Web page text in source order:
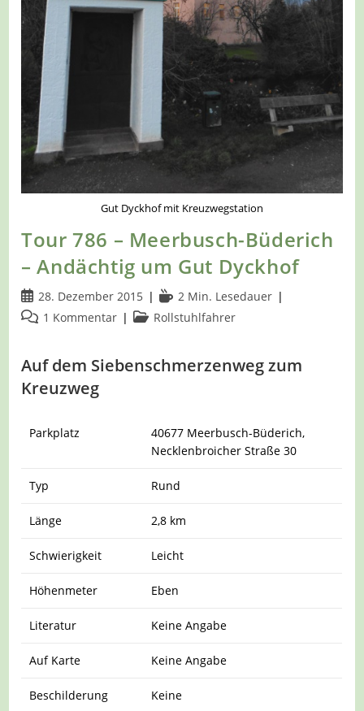
Gut Dyckhof mit Kreuzwegstation
Tour 786 – Meerbusch-Büderich
– Andächtig um Gut Dyckhof
Beitrag
veröffentlicht:
28. Dezember 2015 Lesedauer:
2 Min. Lesedauer
Beitrags-1 Kommentar
Beitrags-
Rollstuhlfahrer
Auf dem Siebenschmerzenweg zum
Kreuzweg
Parkplatz
40677 Meerbusch-Büderich,
Necklenbroicher Straße 30
Typ Rund
Länge 2,8 km
Schwierigkeit Leicht
Höhenmeter Eben
Literatur Keine Angabe
Auf Karte Keine Angabe
Beschilderung Keine